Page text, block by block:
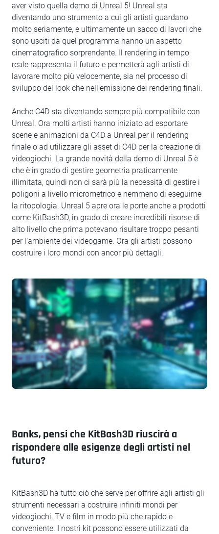
aver visto quella demo di Unreal 5! Unreal sta
diventando uno strumento a cui gli artisti guardano
molto seriamente, e ultimamente un sacco di lavori che
sono usciti da quel programma hanno un aspetto
cinematografico sorprendente. Il rendering in tempo
reale rappresenta il futuro e permetterà agli artisti di
lavorare molto più velocemente, sia nel processo di
sviluppo del look che nell’emissione dei rendering finali.
Anche C4D sta diventando sempre più compatibile con
Unreal. Ora molti artisti hanno iniziato ad esportare
scene e animazioni da C4D a Unreal per il rendering
finale o ad utilizzare gli asset di C4D per la creazione di
videogiochi. La grande novità della demo di Unreal 5 è
che è in grado di gestire geometria praticamente
illimitata, quindi non ci sarà più la necessità di gestire i
poligoni a livello micrometrico e nemmeno di eseguirne
la ritopologia. Unreal 5 apre ora le porte anche a prodotti
come KitBash3D, in grado di creare incredibili risorse di
alto livello che prima potevano risultare troppo pesanti
per l’ambiente dei videogame. Ora gli artisti possono
costruire i loro mondi con ancor più dettagli.
Banks, pensi che KitBash3D riuscirà a
rispondere alle esigenze degli artisti nel
futuro?
KitBash3D ha tutto ciò che serve per offrire agli artisti gli
strumenti necessari a costruire infiniti mondi per
videogiochi, TV e film in modo più che rapido e
conveniente. I nostri kit possono essere utilizzati da